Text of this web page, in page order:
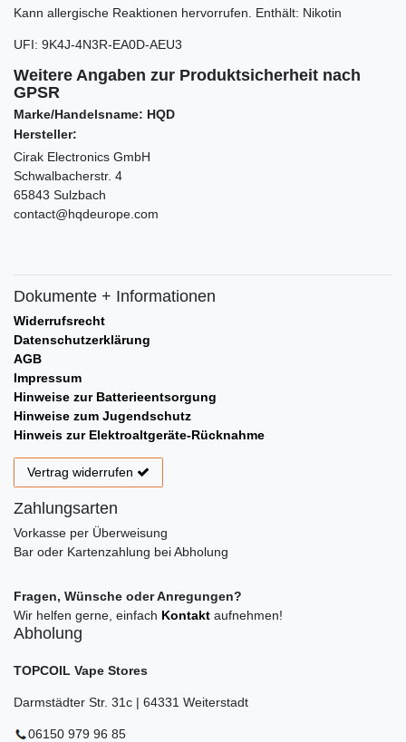
Kann allergische Reaktionen hervorrufen. Enthält: Nikotin
UFI: 9K4J-4N3R-EA0D-AEU3
Weitere Angaben zur Produktsicherheit nach
GPSR
Marke/Handelsname: HQD
Hersteller:
Cirak Electronics GmbH
Schwalbacherstr. 4
65843 Sulzbach
contact@hqdeurope.com
Dokumente + Informationen
Widerrufsrecht
Datenschutzerklärung
AGB
Impressum
Hinweise zur Batterieentsorgung
Hinweise zum Jugendschutz
Hinweis zur Elektroaltgeräte-Rücknahme
Vertrag widerrufen
Zahlungsarten
Vorkasse per Überweisung
Bar oder Kartenzahlung bei Abholung
Fragen, Wünsche oder Anregungen?
Wir helfen gerne, einfach Kontakt aufnehmen!
Abholung
TOPCOIL Vape Stores
Darmstädter Str. 31c | 64331 Weiterstadt
06150 979 96 85